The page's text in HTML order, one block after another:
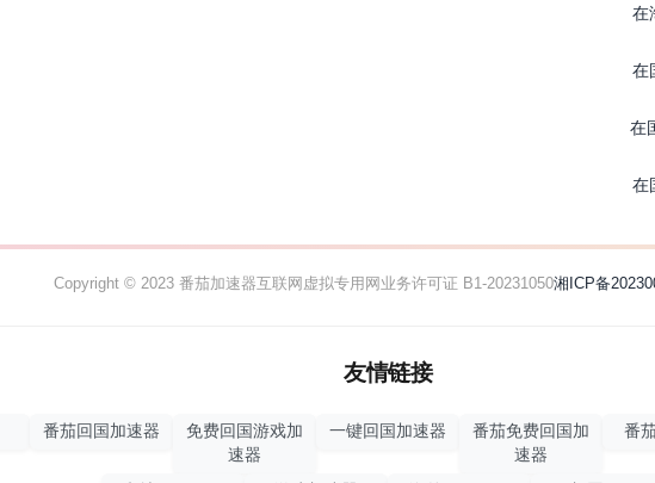
在
在
在
在
Copyright © 2023 番茄加速器互联网虚拟专用网业务许可证 B1-20231050湘ICP备
友情链接
番茄回国加速器
免费回国游戏加
速器
一键回国加速器
番茄免费回国加
速器
番